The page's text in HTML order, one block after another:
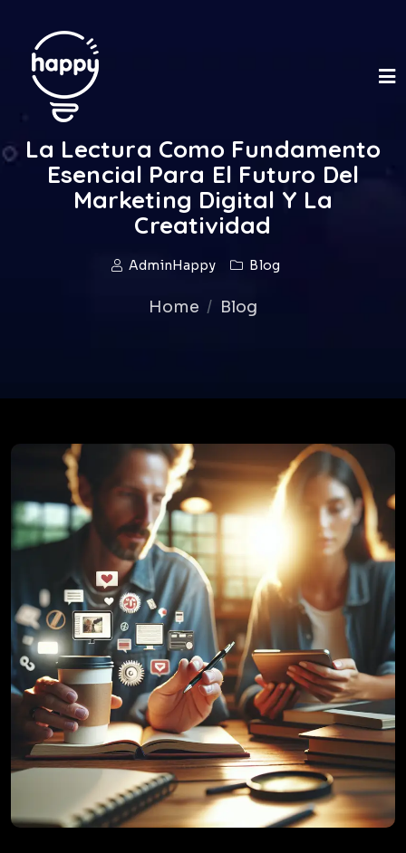
La Lectura Como Fundamento
Esencial Para El Futuro Del
Marketing Digital Y La
Creatividad
AdminHappy Blog
Home Blog